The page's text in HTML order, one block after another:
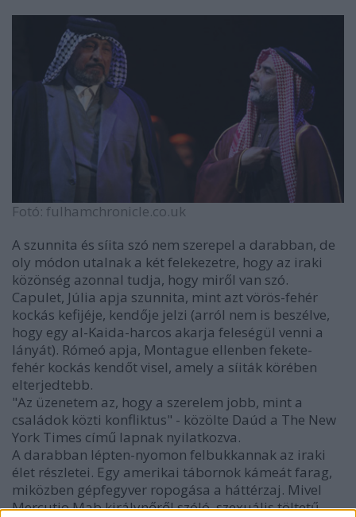
Fotó: fulhamchronicle.co.uk
A szunnita és síita szó nem szerepel a darabban, de
oly módon utalnak a két felekezetre, hogy az iraki
közönség azonnal tudja, hogy miről van szó.
Capulet, Júlia apja szunnita, mint azt vörös-fehér
kockás kefijéje, kendője jelzi (arról nem is beszélve,
hogy egy al-Kaida-harcos akarja feleségül venni a
lányát). Rómeó apja, Montague ellenben fekete-
fehér kockás kendőt visel, amely a síiták körében
elterjedtebb.
"Az üzenetem az, hogy a szerelem jobb, mint a
családok közti konfliktus" - közölte Daúd a The New
York Times című lapnak nyilatkozva.
A darabban lépten-nyomon felbukkannak az iraki
élet részletei. Egy amerikai tábornok kámeát farag,
miközben gépfegyver ropogása a háttérzaj. Mivel
Mercutio Mab királynőről szóló, szexuális töltetű